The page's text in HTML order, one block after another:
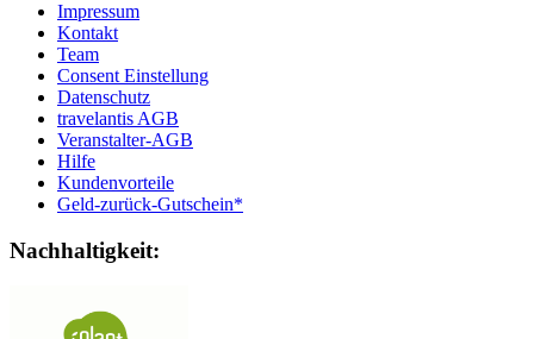
Impressum
Kontakt
Team
Consent Einstellung
Datenschutz
travelantis AGB
Veranstalter-AGB
Hilfe
Kundenvorteile
Geld-zurück-Gutschein*
Nachhaltigkeit: